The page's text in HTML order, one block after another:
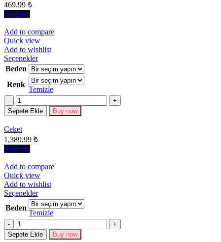
469.99 ₺
Sold out
Add to compare
Quick view
Add to wishlist
SeçeneklerBu
ürünün
birden
fazla
varyasyonu
Seçenekler
seçilebilir
Beden
Renk
Temizle
Miktar
Sepete Ekle Buy now
Ceket
1,389.99 ₺
Sold out
Add to compare
Quick view
Add to wishlist
SeçeneklerBu
ürünün
birden
fazla
varyasyonu
var.
Beden
Temizle
Miktar
Sepete Ekle Buy now